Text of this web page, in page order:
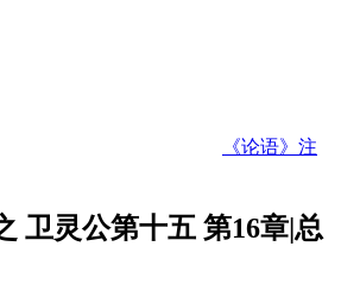
《论语》注
卫灵公第十五 第16章|总